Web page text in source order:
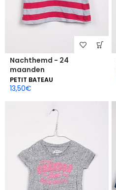
Nachthemd - 24
maanden
PETIT BATEAU
13,50€